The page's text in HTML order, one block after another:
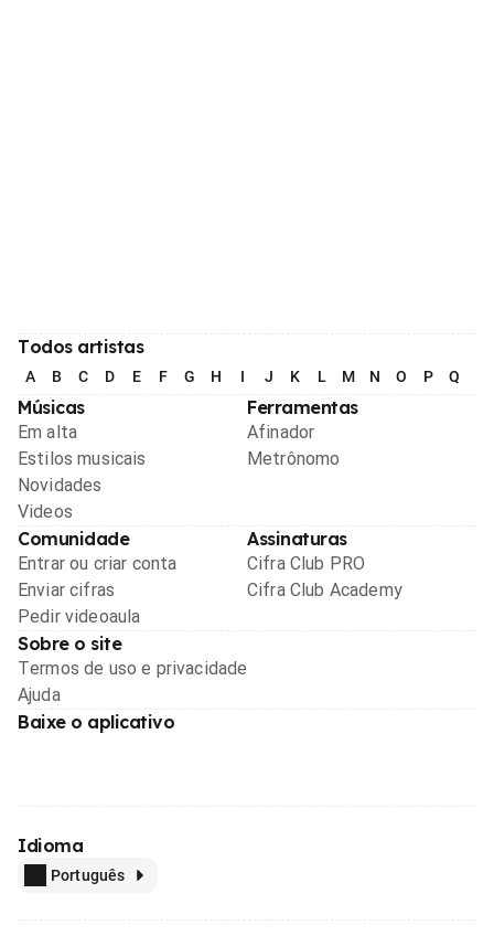
Todos artistas
A B C D E F G H I J K L M N O P Q
Músicas
Em alta
Estilos musicais
Novidades
Videos
Ferramentas
Afinador
Metrônomo
Comunidade
Entrar ou criar conta
Enviar cifras
Pedir videoaula
Assinaturas
Cifra Club PRO
Cifra Club Academy
Sobre o site
Termos de uso e privacidade
Ajuda
Baixe o aplicativo
Idioma
Português